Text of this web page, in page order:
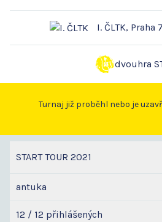
I. ČLTK, Praha
dvouhra
Turnaj již proběhl nebo je
START TOUR 2021
antuka
12 / 12 přihlášených